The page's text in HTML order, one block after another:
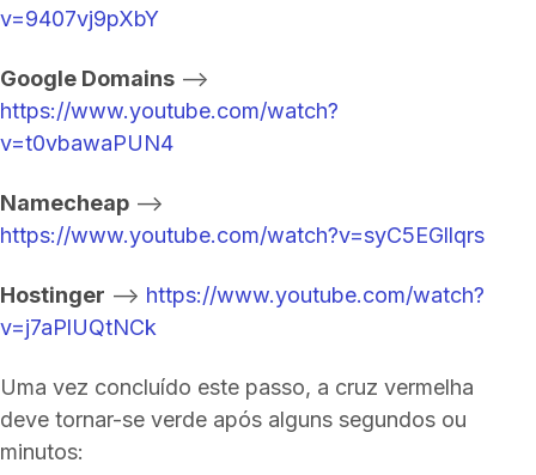
v=9407vj9pXbY
Google Domains -->
https://www.youtube.com/watch?
v=t0vbawaPUN4
Namecheap -->
https://www.youtube.com/watch?v=syC5EGllqrs
Hostinger --> https://www.youtube.com/watch?
v=j7aPlUQtNCk
Uma vez concluído este passo, a cruz vermelha
deve tornar-se verde após alguns segundos ou
minutos: